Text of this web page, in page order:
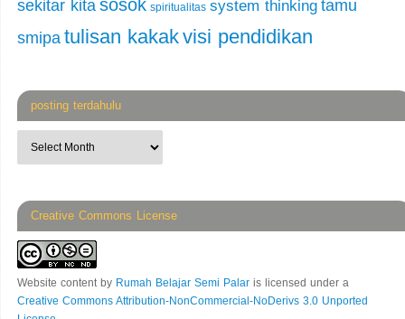
sekitar kitasosok spiritualitas system thinking tamu
smipa tulisan kakakvisi pendidikan
posting terdahulu
Creative Commons License
Website contentby Rumah Belajar Semi Palar is licensed under a
Creative Commons Attribution-NonCommercial-NoDerivs 3.0 Unported